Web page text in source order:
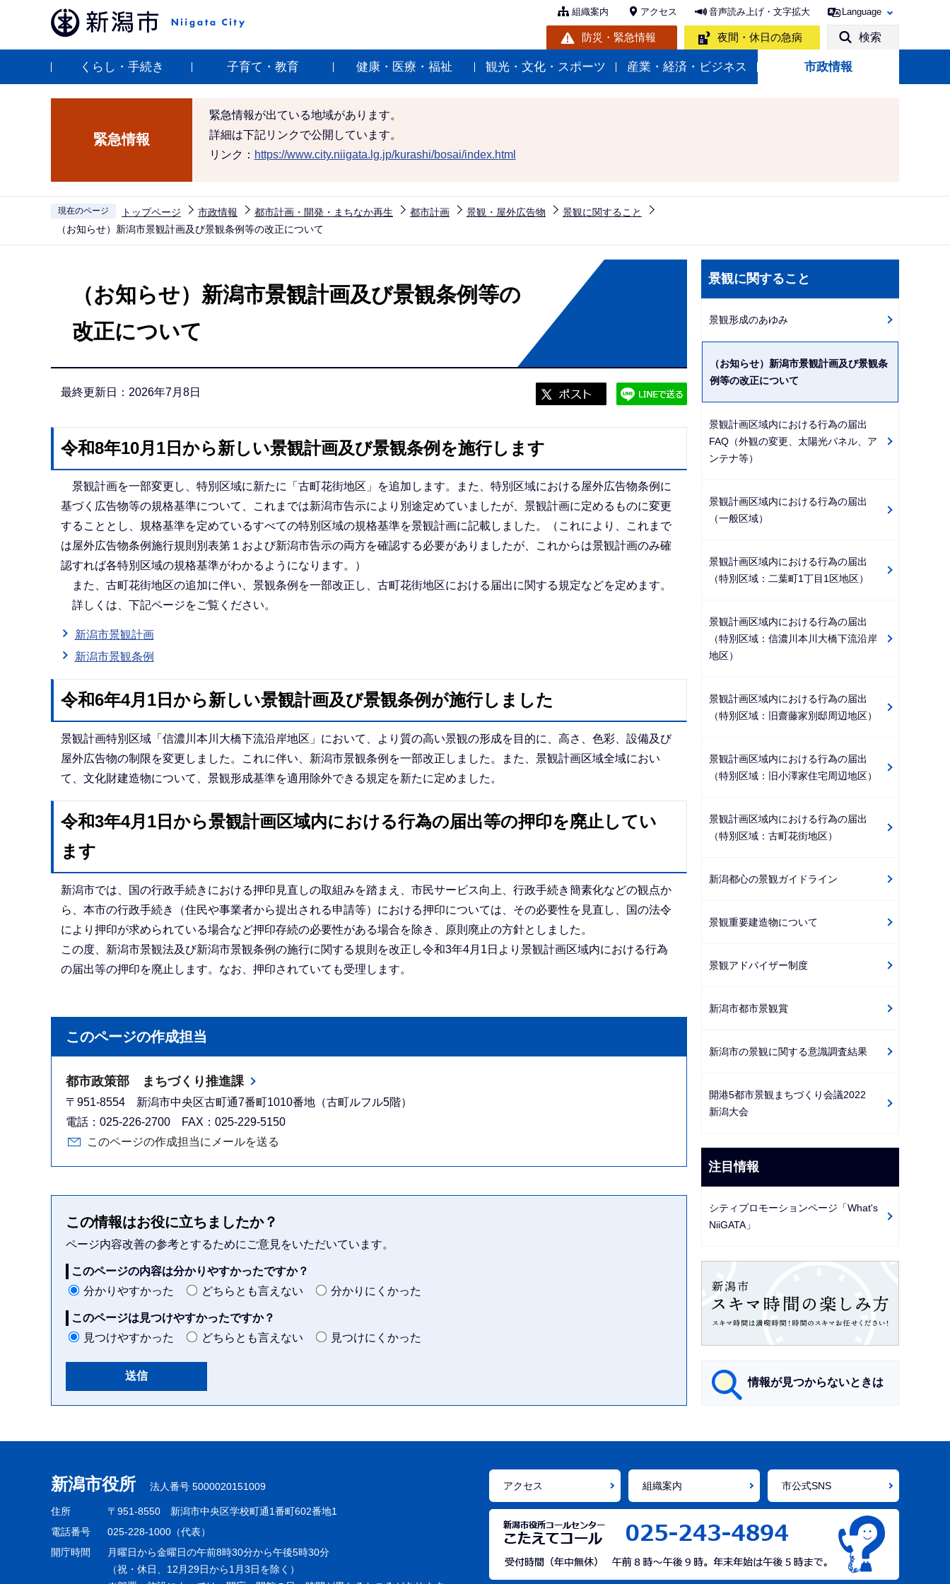
ペ
組織案内 アクセス 音声読み上げ・文字拡大 Language
防災・緊急情報 夜間・休日の急病 検索
くらし・手続き 子育て・教育 健康・医療・福祉 観光・文化・スポーツ 産業・経済・ビジネス 市政情報
緊急情報
緊急情報が出ている地域があります。
詳細は下記リンクで公開しています。
リンク： https://www.city.niigata.lg.jp/kurashi/bosai/index.html
現在のページ トップページ 市政情報 都市計画・開発・まちなか再生 都市計画 景観・屋外広告物
景観に関すること
（お知らせ）新潟市景観計画及び景観条例等の改正について
（お知らせ）新潟市景観計画及び景観条例等の
改正について
最終更新日：2026年7月8日
令和8年10月1日から新しい景観計画及び景観条例を施行します
景観計画を一部変更し、特別区域に新たに「古町花街地区」を追加します。また、特別区域における屋外広告物条例に
基づく広告物等の規格基準について、これまでは新潟市告示により別途定めていましたが、景観計画に定めるものに変更
することとし、規格基準を定めているすべての特別区域の規格基準を景観計画に記載しました。（これにより、これまで
は屋外広告物条例施行規則別表第１および新潟市告示の両方を確認する必要がありましたが、これからは景観計画のみ確
認すれば各特別区域の規格基準がわかるようになります。）
また、古町花街地区の追加に伴い、景観条例を一部改正し、古町花街地区における届出に関する規定などを定めます。
詳しくは、下記ページをご覧ください。
新潟市景観計画
新潟市景観条例
令和6年4月1日から新しい景観計画及び景観条例が施行しました
景観計画特別区域「信濃川本川大橋下流沿岸地区」において、より質の高い景観の形成を目的に、高さ、色彩、設備及び
屋外広告物の制限を変更しました。これに伴い、新潟市景観条例を一部改正しました。また、景観計画区域全域におい
て、文化財建造物について、景観形成基準を適用除外できる規定を新たに定めました。
令和3年4月1日から景観計画区域内における行為の届出等の押印を廃止してい
ます
新潟市では、国の行政手続きにおける押印見直しの取組みを踏まえ、市民サービス向上、行政手続き簡素化などの観点か
ら、本市の行政手続き（住民や事業者から提出される申請等）における押印については、その必要性を見直し、国の法令
により押印が求められている場合など押印存続の必要性がある場合を除き、原則廃止の方針としました。
この度、新潟市景観法及び新潟市景観条例の施行に関する規則を改正し令和3年4月1日より景観計画区域内における行為
の届出等の押印を廃止します。なお、押印されていても受理します。
このページの作成担当
都市政策部 まちづくり推進課
〒951-8554 新潟市中央区古町通7番町1010番地（古町ルフル5階）
電話：025-226-2700 FAX：025-229-5150
このページの作成担当にメールを送る
この情報はお役に立ちましたか？
ページ内容改善の参考とするためにご意見をいただいています。
このページの内容は分かりやすかったですか？
分かりやすかった
どちらとも言えない 分かりにくかった
このページは見つけやすかったですか？
見つけやすかった
どちらとも言えない 見つけにくかった
こ
ま
で
サ
ブ
ビ
シ
ン
こ
ら
景観に関すること
景観形成のあゆみ
（お知らせ）新潟市景観計画及び景観条
例等の改正について
景観計画区域内における行為の届出
FAQ（外観の変更、太陽光パネル、ア
ンテナ等）
景観計画区域内における行為の届出
（一般区域）
景観計画区域内における行為の届出
（特別区域：二葉町1丁目1区地区）
景観計画区域内における行為の届出
（特別区域：信濃川本川大橋下流沿岸
地区）
景観計画区域内における行為の届出
（特別区域：旧齋藤家別邸周辺地区）
景観計画区域内における行為の届出
（特別区域：旧小澤家住宅周辺地区）
景観計画区域内における行為の届出
（特別区域：古町花街地区）
新潟都心の景観ガイドライン
景観重要建造物について
景観アドバイザー制度
新潟市都市景観賞
新潟市の景観に関する意識調査結果
開港5都市景観まちづくり会議2022
新潟大会
注目情報
シティプロモーションページ「What's
NiiGATA」
情報が見つからないときは
ナ
ゲ
ー
ョ
新潟市役所 法人番号 5000020151009
住所 〒951-8550 新潟市中央区学校町通1番町602番地1
電話番号
025-228-1000（代表）
開庁時間
月曜日から金曜日の午前8時30分から午後5時30分
（祝・休日、12月29日から1月3日を除く）
アクセス 組織案内 市公式SNS